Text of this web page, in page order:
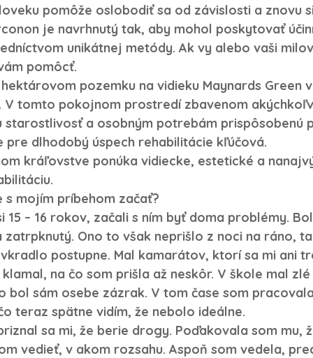
pomôže oslobodiť sa od závislosti a znovu
je navrhnutý tak, aby mohol poskytovať
unikátnej metódy. Ak vy alebo vaši
pomôcť.
pozemku na vidieku Maynards Green
V tomto pokojnom prostredí zbavenom
starostlivosť a osobným potrebám prispôsobenú
dlhodobý úspech rehabilitácie kľúčová.
kráľovstve ponúka vidiecke, estetické a
s mojím príbehom začať?
15 – 16 rokov, začali s ním byť doma problémy.
zatrpknutý. Ono to však neprišlo z noci na ráno,
postupne. Mal kamarátov, ktorí sa mi ani
na čo som prišla až neskôr. V škole mal
bol sám osebe zázrak. V tom čase som
teraz spätne vidím, že nebolo ideálne.
sa mi, že berie drogy. Poďakovala som mu,
vedieť, v akom rozsahu. Aspoň som vedela,